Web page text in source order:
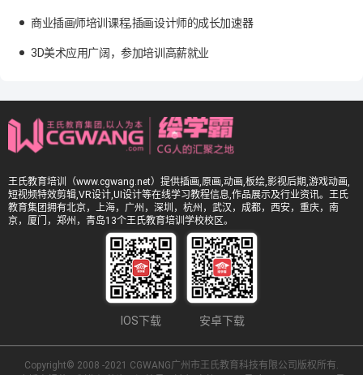
商业插画师培训课程,插画设计师的成长加速器
3D美术应用广阔，参加培训高薪就业
王氏教育培训（www.cgwang.net）提供插画,原画,动画,板绘,影视后期,游戏动画,
短视频特效剪辑,VR设计,UI设计等在线学习教程信息,作品展示及行业资讯。王氏
教育集团拥有北京，上海，广州，深圳，杭州，武汉，成都，西安，重庆，南
京，厦门，郑州，青岛13个王氏教育培训学校校区。
IOS下载 安卓下载
Copyright© 2008 -2021 CGWANG广州市王氏教育科技有限公司版权所有.